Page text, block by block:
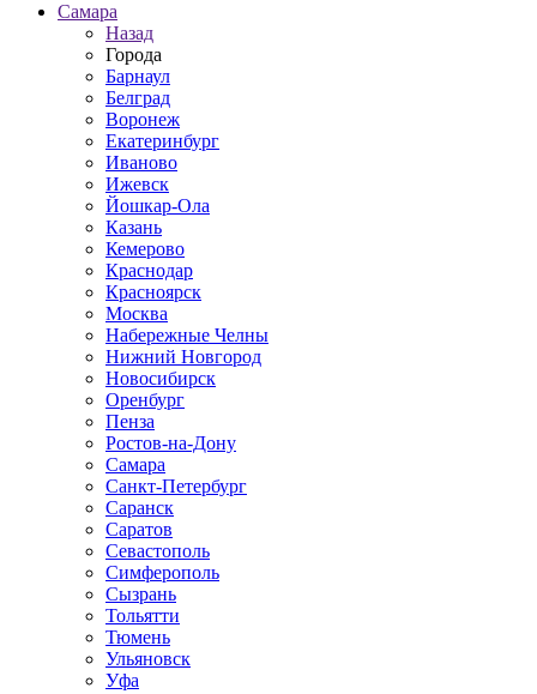
Самара
Назад
Города
Барнаул
Белград
Воронеж
Екатеринбург
Иваново
Ижевск
Йошкар-Ола
Казань
Кемерово
Краснодар
Красноярск
Москва
Набережные Челны
Нижний Новгород
Новосибирск
Оренбург
Пенза
Ростов-на-Дону
Самара
Санкт-Петербург
Саранск
Саратов
Севастополь
Симферополь
Сызрань
Тольятти
Тюмень
Ульяновск
Уфа